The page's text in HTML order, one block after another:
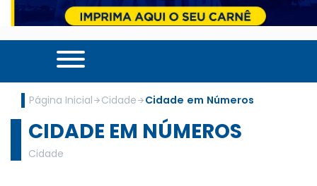
Página Inicial Cidade Cidade em Números
CIDADE EM NÚMEROS
Cidade